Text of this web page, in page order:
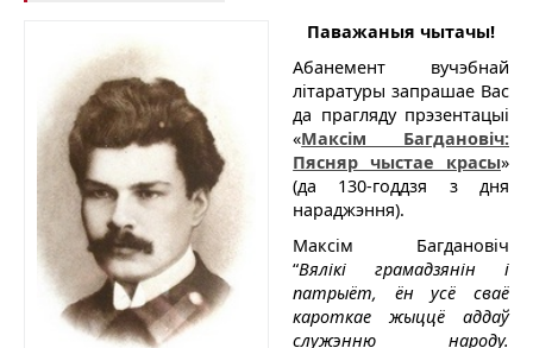
Паважаныя чытачы!
Абанемент вучэбнай
літаратуры запрашае Вас
да прагляду прэзентацыі
«Максім Багдановіч:
Пясняр чыстае красы»
(да 130-годдзя з дня
нараджэння).
Максім Багдановіч
“Вялікі грамадзянін і
патрыёт, ён усё сваё
кароткае жыццё аддаў
служэнню народу.